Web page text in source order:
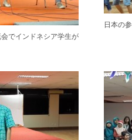
でインドネシア学生が
日本の